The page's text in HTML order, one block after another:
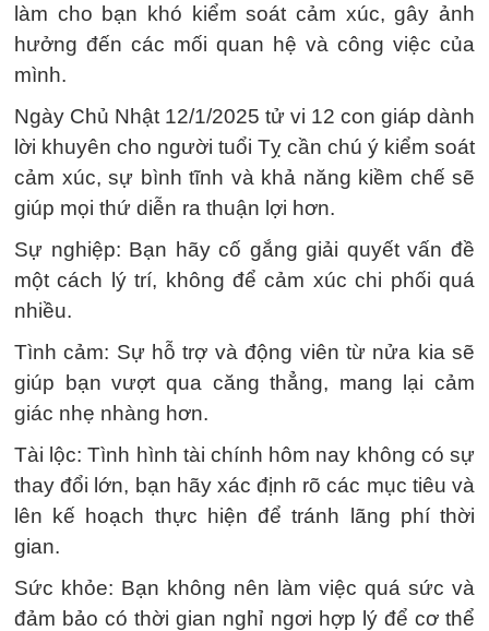
làm cho bạn khó kiểm soát cảm xúc, gây ảnh
hưởng đến các mối quan hệ và công việc của
mình.
Ngày Chủ Nhật 12/1/2025 tử vi 12 con giáp dành
lời khuyên cho người tuổi Tỵ cần chú ý kiểm soát
cảm xúc, sự bình tĩnh và khả năng kiềm chế sẽ
giúp mọi thứ diễn ra thuận lợi hơn.
Sự nghiệp: Bạn hãy cố gắng giải quyết vấn đề
một cách lý trí, không để cảm xúc chi phối quá
nhiều.
Tình cảm: Sự hỗ trợ và động viên từ nửa kia sẽ
giúp bạn vượt qua căng thẳng, mang lại cảm
giác nhẹ nhàng hơn.
Tài lộc: Tình hình tài chính hôm nay không có sự
thay đổi lớn, bạn hãy xác định rõ các mục tiêu và
lên kế hoạch thực hiện để tránh lãng phí thời
gian.
Sức khỏe: Bạn không nên làm việc quá sức và
đảm bảo có thời gian nghỉ ngơi hợp lý để cơ thể